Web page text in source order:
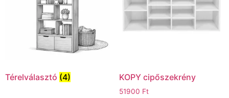
Térelválasztó (4) KOPY cipőszekrény
51900 Ft